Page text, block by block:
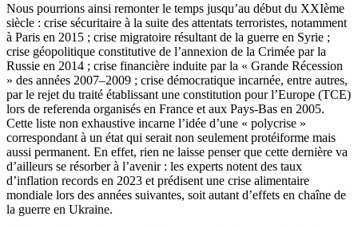
Nous pourrions ainsi remonter le temps jusqu’au début du XXIème
siècle : crise sécuritaire à la suite des attentats terroristes, notamment
à Paris en 2015 ; crise migratoire résultant de la guerre en Syrie ;
crise géopolitique constitutive de l’annexion de la Crimée par la
Russie en 2014 ; crise financière induite par la « Grande Récession
» des années 2007–2009 ; crise démocratique incarnée, entre autres,
par le rejet du traité établissant une constitution pour l’Europe (TCE)
lors de referenda organisés en France et aux Pays-Bas en 2005.
Cette liste non exhaustive incarne l’idée d’une « polycrise »
correspondant à un état qui serait non seulement protéiforme mais
aussi permanent. En effet, rien ne laisse penser que cette dernière va
d’ailleurs se résorber à l’avenir : les experts notent des taux
d’inflation records en 2023 et prédisent une crise alimentaire
mondiale lors des années suivantes, soit autant d’effets en chaîne de
la guerre en Ukraine.